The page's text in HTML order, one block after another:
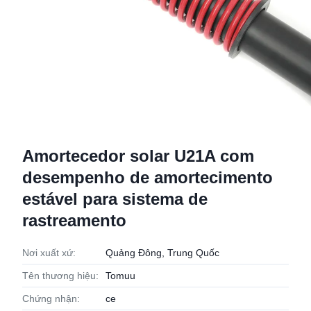
Amortecedor solar U21A com
desempenho de amortecimento
estável para sistema de
rastreamento
Nơi xuất xứ: Quảng Đông, Trung Quốc
Tên thương hiệu: Tomuu
Chứng nhận: ce